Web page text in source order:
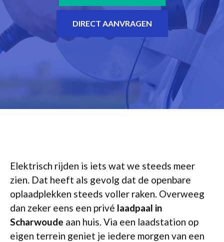
DIRECT AANVRAGEN
Elektrisch rijden is iets wat we steeds meer
zien. Dat heeft als gevolg dat de openbare
oplaadplekken steeds voller raken. Overweeg
dan zeker eens een privé laadpaal in
Scharwoude aan huis. Via een laadstation op
eigen terrein geniet je iedere morgen van een